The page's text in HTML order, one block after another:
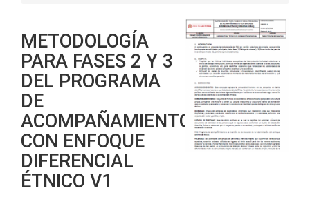
METODOLOGÍA
PARA FASES 2 Y 3
DEL PROGRAMA
DE
ACOMPAÑAMIENTO
CON ENFOQUE
DIFERENCIAL
ÉTNICO V1